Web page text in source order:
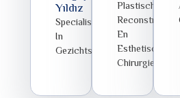
Yıldız
Specialist
In
Gezichtsesthetiek
Plastische,
En
Esthetische
Chirurgie